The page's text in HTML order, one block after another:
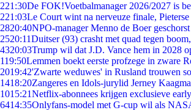
221:30De FOK!Voetbalmanager 2026/2027 is
221:03Le Court wint na nerveuze finale, Pieterse
2820:40NPO-manager Menno de Boer
2520:11Duitser (93) crasht met quad tegen
4320:03Trump wil dat J.D. Vance hem in 2028
119:50Lemmen boekt eerste profzege in zware
2019:42'Zwarte weduwes' in Rusland trouwen
1418:20Zangeres en Idols-jurylid Jerney
1015:21Netflix-abonnees krijgen exclusieve
6414:35Onlyfans-model met G-cup wil als